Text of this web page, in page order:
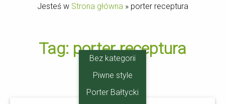
Jesteś w Strona główna» porter receptura
Tag: porter receptura
17.01
Bez kategorii
Piwne style
Porter Bałtycki